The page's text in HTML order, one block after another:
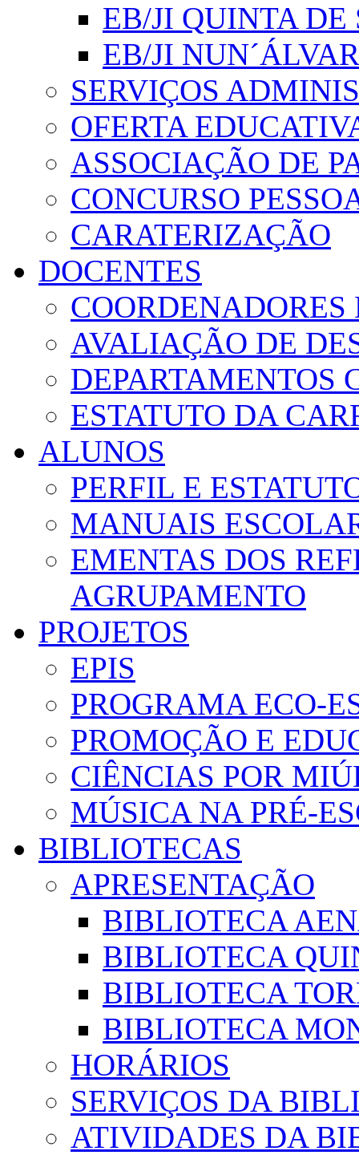
EB/JI QUINTA DE
EB/JI
SERVIÇOS
OFERTA
ASSOCIAÇÃO DE
CONCURSO
CARATERIZAÇÃO
DOCENTES
AVALIAÇÃO DE
DEPARTAMENTOS
ESTATUTO DA
ALUNOS
PERFIL E
MANUAIS
EMENTAS DOS
AGRUPAMENTO
PROJETOS
EPIS
PROGRAMA ECO-
PROMOÇÃO E
CIÊNCIAS POR
MÚSICA NA PRÉ-
BIBLIOTECAS
APRESENTAÇÃO
BIBLIOTECA
BIBLIOTECA
BIBLIOTECA
BIBLIOTECA
HORÁRIOS
SERVIÇOS DA
ATIVIDADES DA